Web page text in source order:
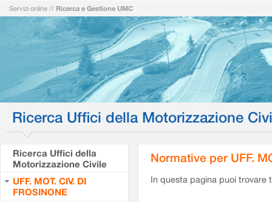
Servizi online // Ricerca e Gestione UMC
Ricerca Uffici della Motorizzazione
Ricerca Uffici della
Motorizzazione Civile
UFF. MOT. CIV. DI
FROSINONE
Normative per UFF.
In questa pagina puoi